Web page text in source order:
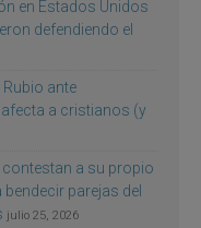
en Estados Unidos
defendiendo el
ante
a cristianos (y
a su propio
parejas del
julio 25, 2026